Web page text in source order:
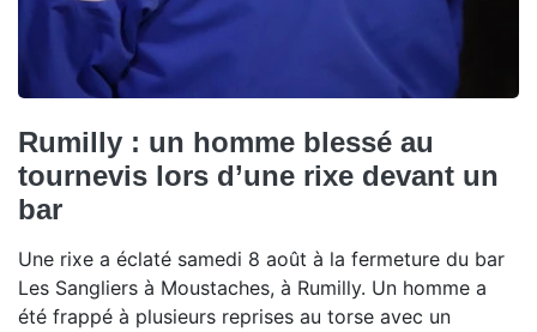
Rumilly : un homme blessé au
tournevis lors d’une rixe devant un
bar
Une rixe a éclaté samedi 8 août à la fermeture du bar
Les Sangliers à Moustaches, à Rumilly. Un homme a
été frappé à plusieurs reprises au torse avec un